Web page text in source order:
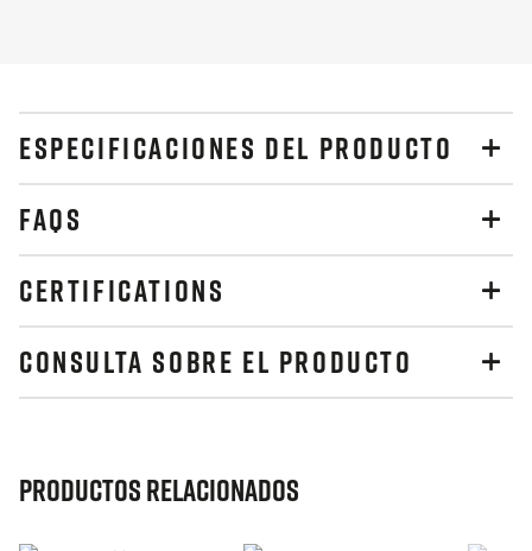
ESPECIFICACIONES DEL PRODUCTO
FAQS
CERTIFICATIONS
CONSULTA SOBRE EL PRODUCTO
Productos relacionados